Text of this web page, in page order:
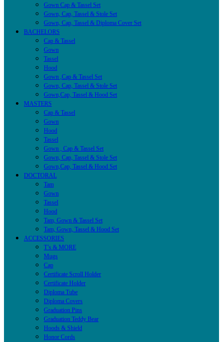
Gown Cap & Tassel Set
Gown, Cap, Tassel & Stole Set
Gown, Cap, Tassel & Diploma Cover Set
BACHELORS
Cap & Tassel
Gown
Tassel
Hood
Gown ,Cap & Tassel Set
Gown, Cap, Tassel & Stole Set
Gown,Cap, Tassel & Hood Set
MASTERS
Cap & Tassel
Gown
Hood
Tassel
Gown , Cap & Tassel Set
Gown, Cap, Tassel & Stole Set
Gown,Cap, Tassel & Hood Set
DOCTORAL
Tam
Gown
Tassel
Hood
Tam, Gown & Tassel Set
Tam, Gown, Tassel & Hood Set
ACCESSORIES
T’s & MORE
Mugs
Cap
Certificate Scroll Holder
Certificate Holder
Diploma Tube
Diploma Covers
Graduation Pins
Graduation Teddy Bear
Hoods & Shield
Honor Cords